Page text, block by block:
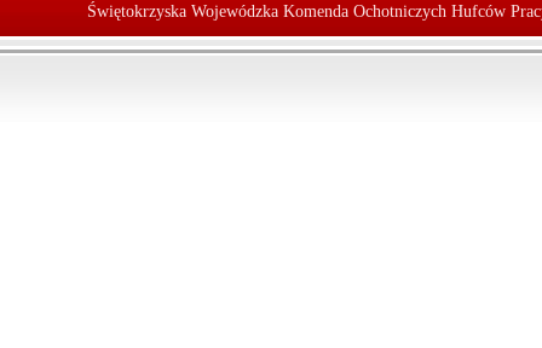
Świętokrzyska Wojewódzka Komenda Ochotniczych Hufców